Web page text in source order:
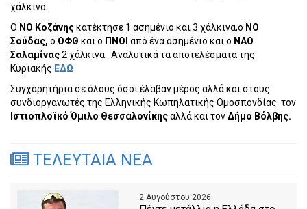
χάλκινο.
Ο ΝΟ Κοζάνηςκατέκτησε 1 ασημένιο και 3 χάλκινα,o NO
Σούδας, ο ΟΦΘ και ο ΠΝΟΙ από ένα ασημένιο και ο ΝΑΟ
Σαλαμίνας2 χάλκινα . Αναλυτικά τα αποτελέσματα της
Κυριακής ΕΔΩ
Συγχαρητήρια σε όλους όσοι έλαβαν μέρος αλλά και στους
συνδιοργανωτές της Ελληνικής Κωπηλατικής Ομοσπονδίας τον
Ιστιοπλοϊκό Όμιλο Θεσσαλονίκηςαλλά και τονΔήμο Βόλβης.
ΤΕΛΕΥΤΑΙΑ ΝΕΑ
2 Αυγούστου 2026